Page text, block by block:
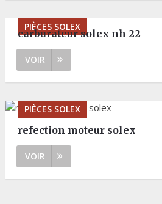
PIÈCES SOLEX
carburateur solex nh 22
VOIR
PIÈCES SOLEX
refection moteur solex
VOIR